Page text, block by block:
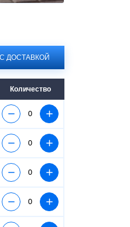
ДОСТАВКОЙ
Количество